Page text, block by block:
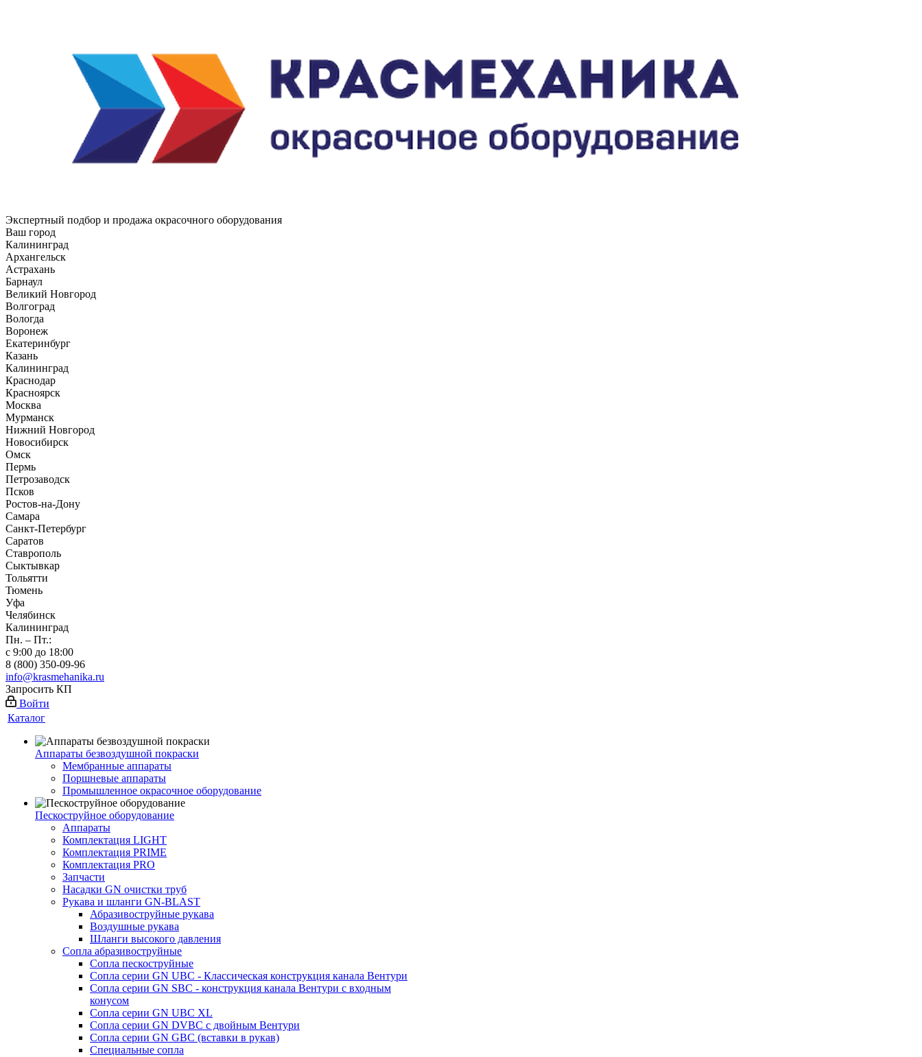
Экспертный подбор и продажа окрасочного оборудования
Ваш город
Калининград
Архангельск
Астрахань
Барнаул
Великий Новгород
Волгоград
Вологда
Воронеж
Екатеринбург
Казань
Калининград
Краснодар
Красноярск
Москва
Мурманск
Нижний Новгород
Новосибирск
Омск
Пермь
Петрозаводск
Псков
Ростов-на-Дону
Самара
Санкт-Петербург
Саратов
Ставрополь
Сыктывкар
Тольятти
Тюмень
Уфа
Челябинск
Калининград
Пн. – Пт.:
с 9:00 до 18:00
8 (800) 350-09-96
info@krasmehanika.ru
Запросить КП
Войти
Каталог
Аппараты безвоздушной покраски
Мембранные аппараты
Поршневые аппараты
Промышленное окрасочное оборудование
Пескоструйное оборудование
Аппараты
Комплектация LIGHT
Комплектация PRIME
Комплектация PRO
Запчасти
Насадки GN очистки труб
Рукава и шланги GN-BLAST
Абразивоструйные рукава
Воздушные рукава
Шланги высокого давления
Сопла абразивоструйные
Сопла пескоструйные
Сопла серии GN UBC - Классическая конструкция канала Вентури
Сопла серии GN SBC - конструкция канала Вентури c входным
конусом
Сопла серии GN UBC XL
Сопла серии GN DVBC с двойным Вентури
Сопла серии GN GBC (вставки в рукав)
Специальные сопла